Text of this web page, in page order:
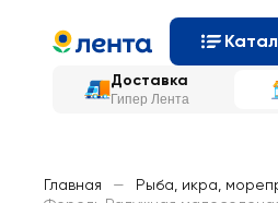
Доставка
Гипер Лента
Главная — Рыба, икра,